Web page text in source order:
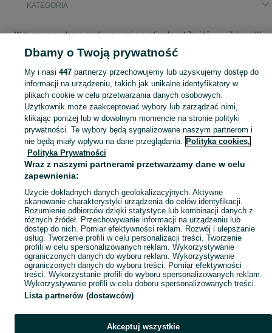
KATEGORIA
Wybierz sprawdzoną markę i poczuj się odjazdowo! Znajdź wymarzony samochód w kategorii Mercedes-Benz na OLX - Pruszcz Gdański i okolice! Zobacz
Mapa miejscowości
Mapa ministron
Popularne wyszukiwania
Dbamy o Twoją prywatność
My i nasi 447partnerzy przechowujemy lub uzyskujemy dostęp do
informacji na urządzeniu, takich jak unikalne identyfikatory w
plikach cookie w celu przetwarzania danych osobowych.
Użytkownik może zaakceptować wybory lub zarządzać nimi,
klikając poniżej lub w dowolnym momencie na stronie polityki
prywatności. Te wybory będą sygnalizowane naszym partnerom i
nie będą miały wpływu na dane przeglądania. Polityka cookies,
Polityka Prywatności
Wraz z naszymi partnerami przetwarzamy dane w celu
zapewnienia:
Użycie dokładnych danych geolokalizacyjnych. Aktywne
skanowanie charakterystyki urządzenia do celów identyfikacji.
Rozumienie odbiorców dzięki statystyce lub kombinacji danych z
różnych źródeł. Przechowywanie informacji na urządzeniu lub
dostęp do nich. Pomiar efektywności reklam. Rozwój i ulepszanie
usług. Tworzenie profili w celu personalizacji treści. Tworzenie
profili w celu spersonalizowanych reklam. Wykorzystywanie
ograniczonych danych do wyboru reklam. Wykorzystywanie
ograniczonych danych do wyboru treści. Pomiar efektywności
treści. Wykorzystanie profili do wyboru spersonalizowanych reklam.
Wykorzystywanie profili w celu doboru spersonalizowanych treści.
Lista partnerów (dostawców)
Akceptuj wszystkie